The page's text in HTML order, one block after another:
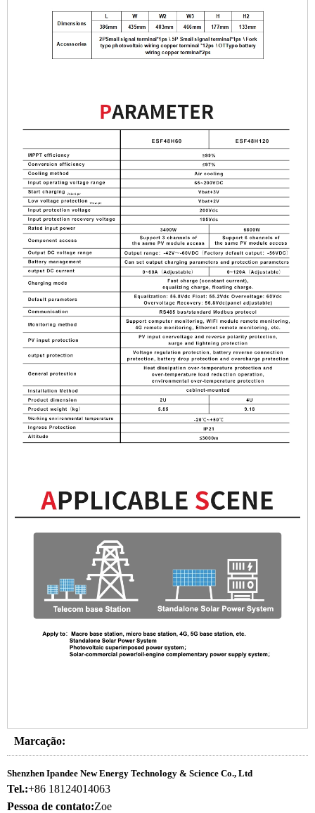
Marcação:
Shenzhen Ipandee New Energy Technology & Science Co., Ltd
Tel.:+86 18124014063
Pessoa de contato:Zoe